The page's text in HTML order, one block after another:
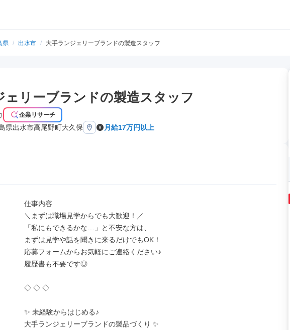
県 / 出水市 / 大手ランジェリーブランドの製造スタッフ
ェリーブランドの製造スタッフ
企業リサーチ
県出水市高尾野町大久保 月給17万円以上
仕事内容
＼まずは職場見学からでも大歓迎！／
「私にもできるかな…」と不安な方は、
まずは見学や話を聞きに来るだけでもOK！
応募フォームからお気軽にご連絡ください♪
履歴書も不要です◎
◇ ◇ ◇
✨ 未経験からはじめる♪
大手ランジェリーブランドの製品づくり ✨